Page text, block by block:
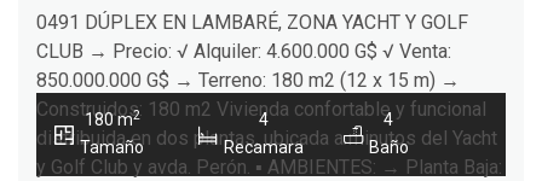
0491 DÚPLEX EN LAMBARÉ, ZONA YACHT Y GOLF
CLUB → Precio: √ Alquiler: 4.600.000 G$ √ Venta:
850.000.000 G$ → Terreno: 180 m2 (12 x 15 m) →
Construidos: 180 m2 Vivienda confortable y funcional
distribuida en dos plantas, ubicada a minutos del Yacht
y Golf Club y avda. Perón. ▪ AMBIENTES: → Planta Baja:
180 m2
Tamaño
4
Recamara
4
Baño